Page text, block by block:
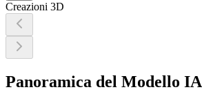
Creazioni 3D
Panoramica del Modello